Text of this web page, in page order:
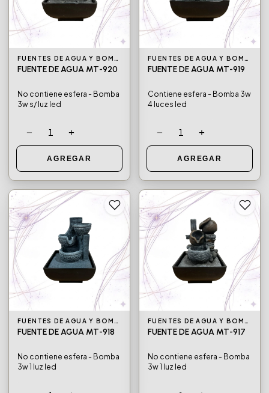
FUENTES DE AGUA Y BOMBAS DE AGUA
FUENTE DE AGUA MT-920
No contiene esfera - Bomba
3w s/ luz led
− 1 +
AGREGAR
FUENTES DE AGUA Y BOMBAS DE AGUA
FUENTE DE AGUA MT-919
Contiene esfera - Bomba 3w
4 luces led
− 1 +
AGREGAR
FUENTES DE AGUA Y BOMBAS DE AGUA
FUENTE DE AGUA MT-918
No contiene esfera - Bomba
3w 1 luz led
FUENTES DE AGUA Y BOMBAS DE AGUA
FUENTE DE AGUA MT-917
No contiene esfera - Bomba
3w 1 luz led